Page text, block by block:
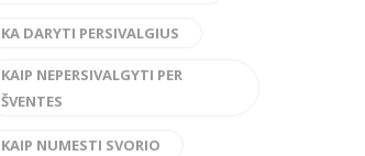
KA DARYTI PERSIVALGIUS
KAIP NEPERSIVALGYTI PER
ŠVENTES
KAIP NUMESTI SVORIO